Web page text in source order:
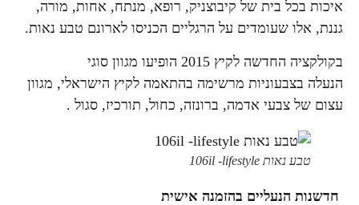
איכות בכל בית של קיבוצניק, רופא, מנתח, אחות, מורה,
גננת, אלו שעומדים על הרגליים הכניסו לארונם טבע נאות.
בקולקציה החדשה לקיץ 2015 הופיעו מגוון סוגי
הנעלה בצבעוניות מרשימה בהתאמה לקיץ הישראלי, מגוון
עצום של צבעי אדמה, ברונזה, כחול, תורכיז, סגול .
טבע נאות 106il -lifestyle
חדשנות הנעליים בהזמנה אישית